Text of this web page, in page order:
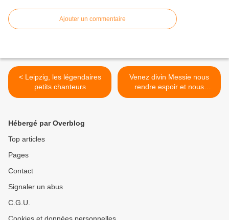
Ajouter un commentaire
< Leipzig, les légendaires
petits chanteurs
Venez divin Messie nous
rendre espoir et nous
sauver. >
Hébergé par Overblog
Top articles
Pages
Contact
Signaler un abus
C.G.U.